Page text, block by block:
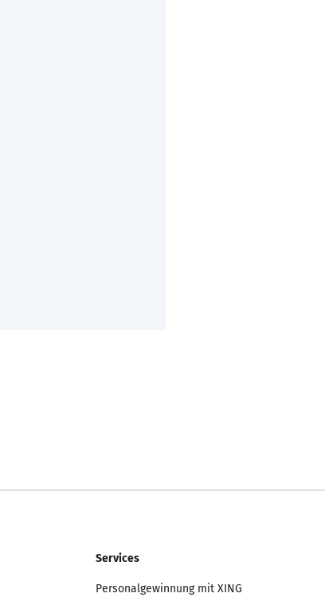
Services
Personalgewinnung mit XING